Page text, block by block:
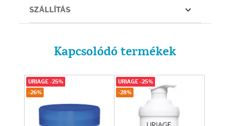
SZÁLLÍTÁS
Kapcsolódó termékek
URIAGE -25%
-26%
URIAGE -25%
-28%